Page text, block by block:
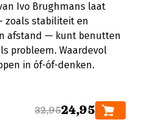
Ivo Brughmans laat
zoals stabiliteit en
afstand — kunt benutten
probleem. Waardevol
in óf-óf-denken.
32,9524,95